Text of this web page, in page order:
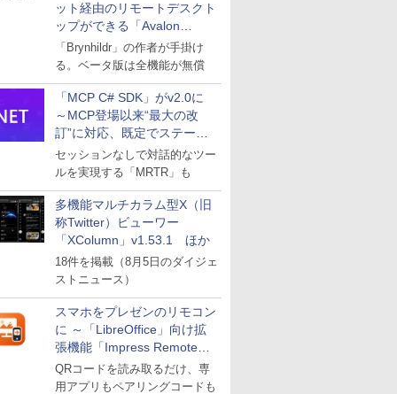
ット経由のリモートデスクト
ップができる「Avalon
remote」
「Brynhildr」の作者が手掛け
る。ベータ版は全機能が無償
「MCP C# SDK」がv2.0に
～MCP登場以来“最大の改
訂”に対応、既定でステート
レスへ
セッションなしで対話的なツー
ルを実現する「MRTR」も
多機能マルチカラム型X（旧
称Twitter）ビューワー
「XColumn」v1.53.1 ほか
18件を掲載（8月5日のダイジェ
ストニュース）
スマホをプレゼンのリモコン
に ～「LibreOffice」向け拡
張機能「Impress Remote」
が公開
QRコードを読み取るだけ、専
用アプリもペアリングコードも